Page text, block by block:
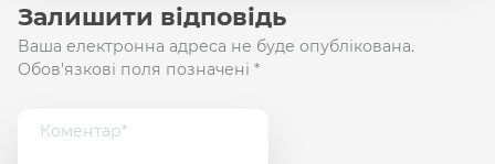
Залишити відповідь
Ваша електронна адреса не буде опублікована.
Обов'язкові поля позначені *